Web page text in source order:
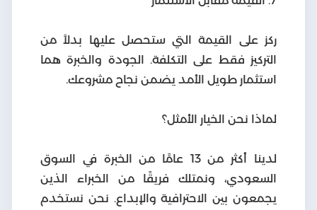
ركز على القيمة التي ستحصل عليها بدلاً من
التركيز فقط على التكلفة. الجودة والخبرة هما
استثمار طويل الأمد يضمن نجاح مشروعك.
لماذا نحن الخيار الأمثل؟
لدينا أكثر من 13 عامًا من الخبرة في السوق
السعودي، ونمتلك فريقًا من الخبراء الذين
يجمعون بين الاحترافية والإبداع. نحن نستخدم